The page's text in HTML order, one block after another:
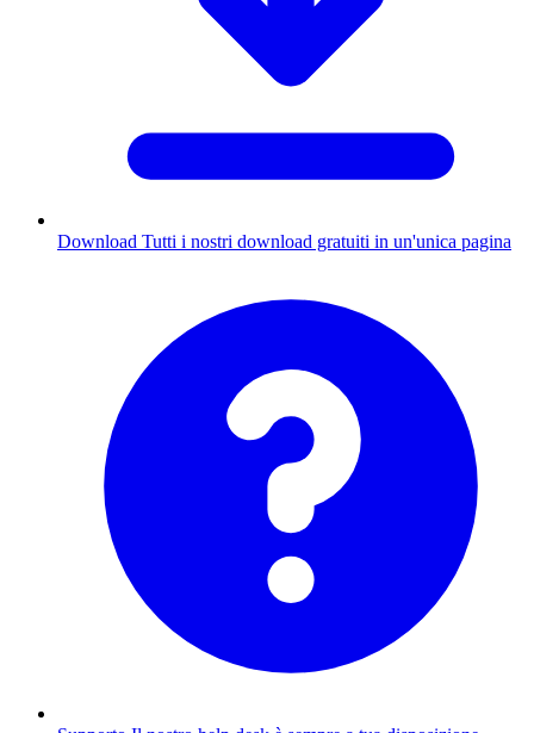
Download Tutti i nostri download gratuiti in un'unica pagina